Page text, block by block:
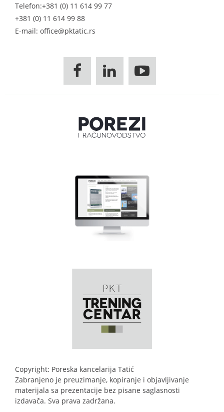
Telefon:+381 (0) 11 614 99 77
+381 (0) 11 614 99 88
E-mail: office@pktatic.rs
  
Copyright: Poreska kancelarija Tatić
Zabranjeno je preuzimanje, kopiranje i objavljivanje
materijala sa prezentacije bez pisane saglasnosti
izdavača. Sva prava zadržana.